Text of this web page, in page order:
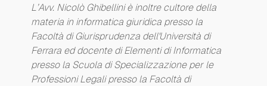
L’Avv. Nicolò Ghibellini è inoltre cultore della
materia in informatica giuridica presso la
Facoltà di Giurisprudenza dell'Università di
Ferrara ed docente di Elementi di Informatica
presso la Scuola di Specializzazione per le
Professioni Legali presso la Facoltà di